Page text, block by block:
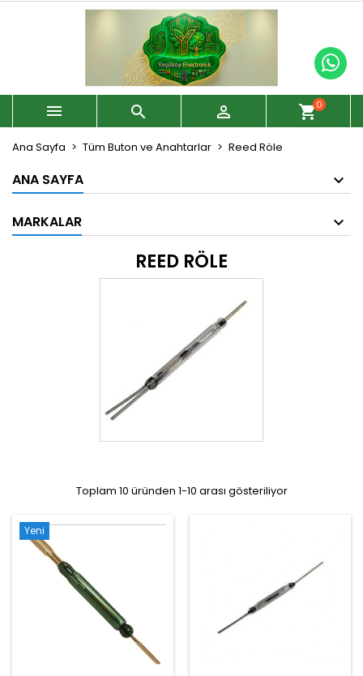
   shopping_cart0
Ana Sayfa Tüm Buton ve Anahtarlar Reed Röle
ANA SAYFA
MARKALAR
REED RÖLE
Toplam 10 üründen 1-10 arası gösteriliyor
Yeni